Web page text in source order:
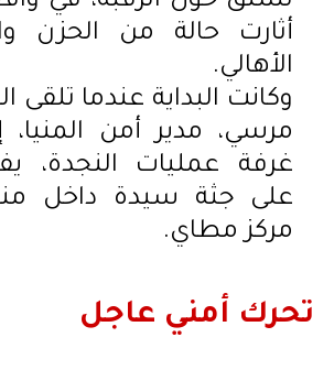
أثارت حالة من الحزن
الأهالي.
وكانت البداية عندما تلقى
مرسي، مدير أمن المنيا،
غرفة عمليات النجدة،
على جثة سيدة داخل
مركز مطاي.
تحرك أمني عاجل